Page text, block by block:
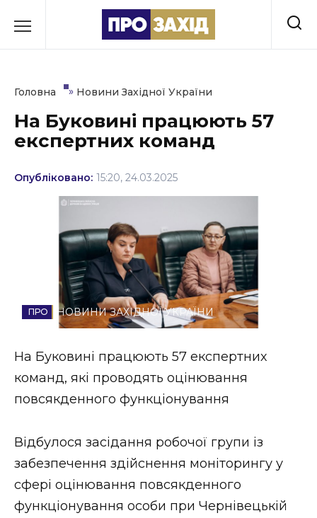
до
Культура
Освіта
Події
Політика
Соціум
Спорт
Стиль життя
Втрачений Ужгород
Втрачений Ужгород (відеоверсія)
ЗАКАРПАТСЬКІ НОВИНИ
Головна » Новини Західної України
На Буковині працюють 57
експертних команд
Опубліковано: 15:20, 24.03.2025
НОВИНИ ЗАХІДНОЇ УКРАЇНИ
На Буковині працюють 57 експертних
команд, які проводять оцінювання
повсякденного функціонування
Відбулося засідання робочої групи із
забезпечення здійснення моніторингу у
сфері оцінювання повсякденного
функціонування особи при Чернівецькій